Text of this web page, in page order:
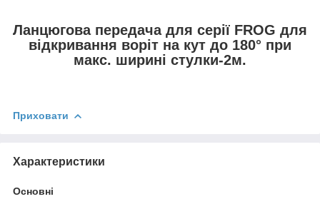
Ланцюгова передача для серії FROG для
відкривання воріт на кут до 180° при
макс. ширині стулки-2м.
Приховати
Характеристики
Основні